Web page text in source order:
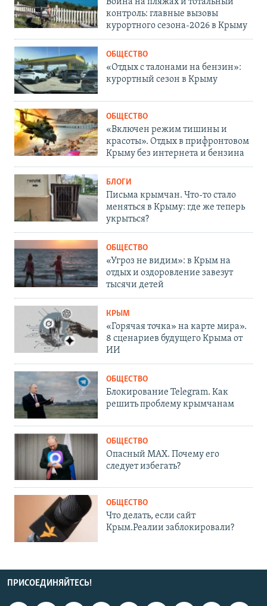
контроль: главные вызовы
курортного сезона-2026 в Крыму
ОБЩЕСТВО
«Отдых с талонами на бензин»:
курортный сезон в Крыму
ОБЩЕСТВО
«Включен режим тишины и
красоты». Отдых в прифронтовом
Крыму без интернета и бензина
БЛОГИ
Письма крымчан. Что-то стало
меняться в Крыму: где же теперь
укрыться?
ОБЩЕСТВО
«Угроз не видим»: в Крым на
отдых и оздоровление завезут
тысячи детей
КРЫМ
«Горячая точка» на карте мира».
8 сценариев будущего Крыма от
ИИ
ОБЩЕСТВО
Блокирование Telegram. Как
решить проблему крымчанам
ОБЩЕСТВО
Опасный MAX. Почему его
следует избегать?
ОБЩЕСТВО
Что делать, если сайт
Крым.Реалии заблокировали?
ПРИСОЕДИНЯЙТЕСЬ!